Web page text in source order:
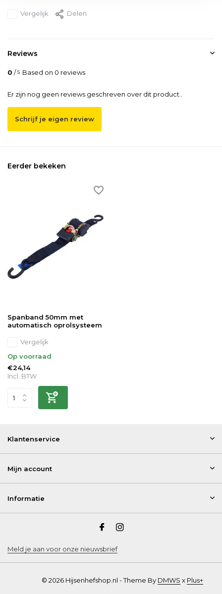
Vergelijk Delen
Reviews
0 /5 Based on 0 reviews
Er zijn nog geen reviews geschreven over dit product..
Schrijf je eigen review
Eerder bekeken
Spanband 50mm met
automatisch oprolsysteem
Vergelijk
Op voorraad
€24,14
Incl. BTW
Klantenservice
Mijn account
Informatie
Meld je aan voor onze nieuwsbrief
© 2026 Hijsenhefshop.nl - Theme By DMWS x Plus+